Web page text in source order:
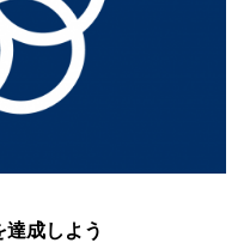
成しよう